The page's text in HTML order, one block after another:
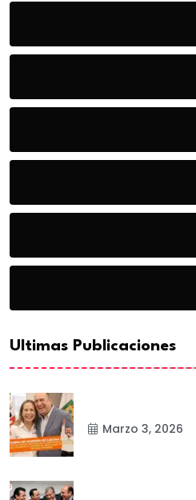
Ultimas Publicaciones
Marzo 3, 2026